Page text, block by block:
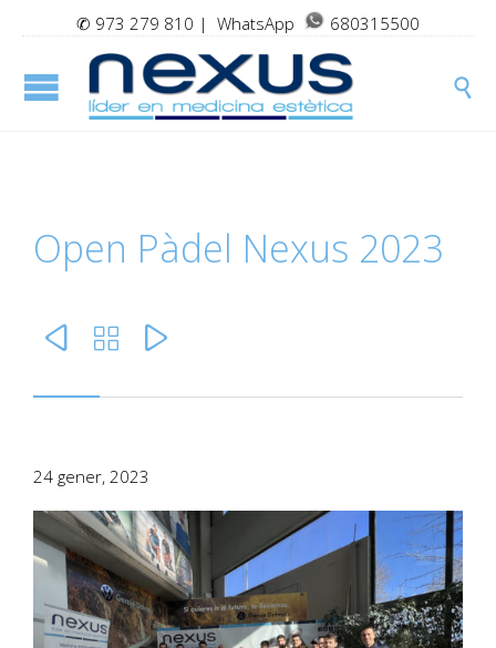
✆ 973 279 810 | WhatsApp 680315500

Open Pàdel Nexus 2023
  
24 gener, 2023